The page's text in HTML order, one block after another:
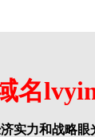
名
实力和战略